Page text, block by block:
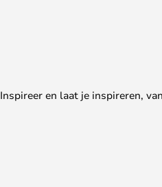
Inspireer en laat je inspireren,